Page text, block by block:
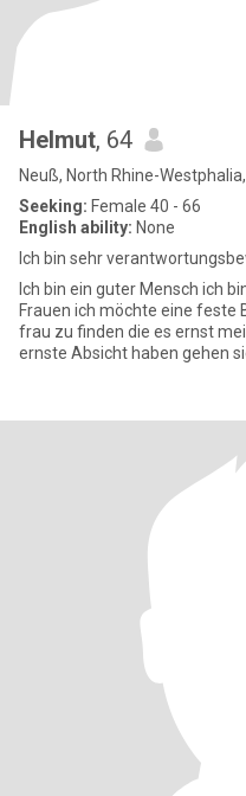
Helmut, 64
Neuß, North Rhine-
Seeking: Female 40 - 66
English ability: None
Ich bin sehr
Ich bin ein guter Mensch ich bin
Frauen ich möchte eine feste Beziehung und hoffe hier eine gute
frau zu finden die es ernst
ernste